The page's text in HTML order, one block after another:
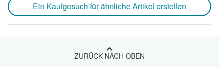
Ein Kaufgesuch für ähnliche Artikel erstellen
ZURÜCK NACH OBEN